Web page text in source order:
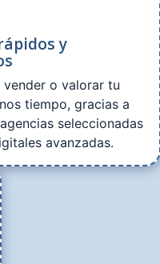
y
vender o valorar tu
tiempo, gracias a
seleccionadas
avanzadas.